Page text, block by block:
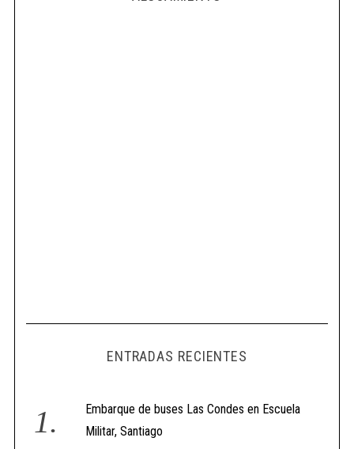
ENTRADAS RECIENTES
Embarque de buses Las Condes en Escuela
Militar, Santiago